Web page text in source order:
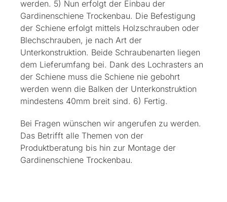
werden. 5) Nun erfolgt der Einbau der
Gardinenschiene Trockenbau. Die Befestigung
der Schiene erfolgt mittels Holzschrauben oder
Blechschrauben, je nach Art der
Unterkonstruktion. Beide Schraubenarten liegen
dem Lieferumfang bei. Dank des Lochrasters an
der Schiene muss die Schiene nie gebohrt
werden wenn die Balken der Unterkonstruktion
mindestens 40mm breit sind. 6) Fertig.
Bei Fragen wünschen wir angerufen zu werden.
Das Betrifft alle Themen von der
Produktberatung bis hin zur Montage der
Gardinenschiene Trockenbau.